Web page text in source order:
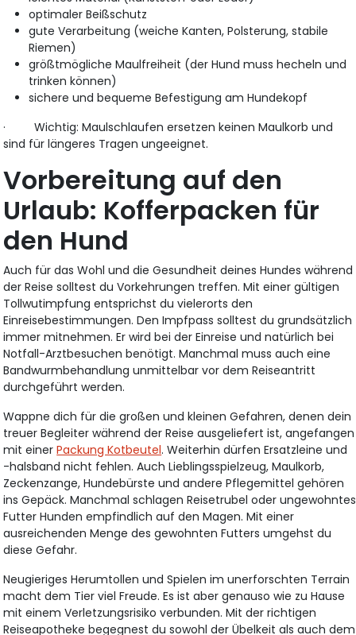
optimaler Beißschutz
gute Verarbeitung (weiche Kanten, Polsterung, stabile
Riemen)
größtmögliche Maulfreiheit (der Hund muss hecheln und
trinken können)
sichere und bequeme Befestigung am Hundekopf
· Wichtig: Maulschlaufen ersetzen keinen Maulkorb und
sind für längeres Tragen ungeeignet.
Vorbereitung auf den
Urlaub: Kofferpacken für
den Hund
Auch für das Wohl und die Gesundheit deines Hundes während
der Reise solltest du Vorkehrungen treffen. Mit einer gültigen
Tollwutimpfung entsprichst du vielerorts den
Einreisebestimmungen. Den Impfpass solltest du grundsätzlich
immer mitnehmen. Er wird bei der Einreise und natürlich bei
Notfall-Arztbesuchen benötigt. Manchmal muss auch eine
Bandwurmbehandlung unmittelbar vor dem Reiseantritt
durchgeführt werden.
Wappne dich für die großen und kleinen Gefahren, denen dein
treuer Begleiter während der Reise ausgeliefert ist, angefangen
mit einerPackung Kotbeutel. Weiterhin dürfen Ersatzleine und
-halsband nicht fehlen. Auch Lieblingsspielzeug, Maulkorb,
Zeckenzange, Hundebürste und andere Pflegemittel gehören
ins Gepäck. Manchmal schlagen Reisetrubel oder ungewohntes
Futter Hunden empfindlich auf den Magen. Mit einer
ausreichenden Menge des gewohnten Futters umgehst du
diese Gefahr.
Neugieriges Herumtollen und Spielen im unerforschten Terrain
macht dem Tier viel Freude. Es ist aber genauso wie zu Hause
mit einem Verletzungsrisiko verbunden. Mit der richtigen
Reiseapotheke begegnest du sowohl der Übelkeit als auch dem